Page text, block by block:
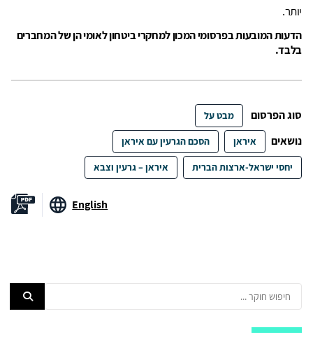
יותר.
הדעות המובעות בפרסומי המכון למחקרי ביטחון לאומי הן של המחברים
בלבד.
סוג הפרסום מבט על
נושאים איראן הסכם הגרעין עם איראן
יחסי ישראל-ארצות הברית איראן – גרעין וצבא
English